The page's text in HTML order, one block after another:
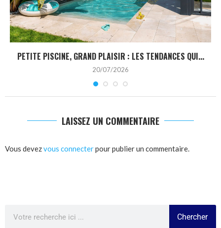
PETITE PISCINE, GRAND PLAISIR : LES TENDANCES QUI...
20/07/2026
LAISSEZ UN COMMENTAIRE
Vous devezvous connecterpour publier un commentaire.
Chercher